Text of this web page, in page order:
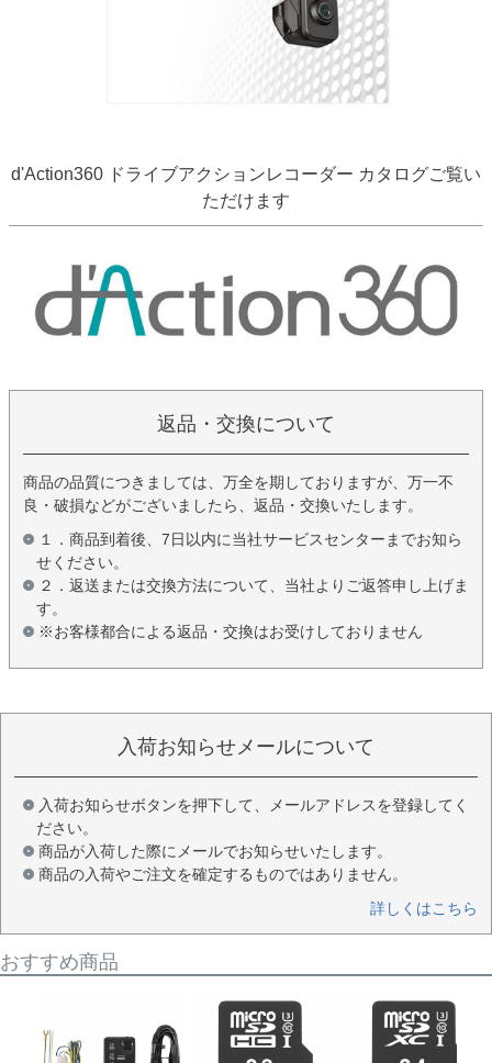
d'Action360 ドライブアクションレコーダー カタログご覧い
ただけます
返品・交換について
商品の品質につきましては、万全を期しておりますが、万一不
良・破損などがございましたら、返品・交換いたします。
１．商品到着後、7日以内に当社サービスセンターまでお知ら
せください。
２．返送または交換方法について、当社よりご返答申し上げま
す。
※お客様都合による返品・交換はお受けしておりません
入荷お知らせメールについて
入荷お知らせボタンを押下して、メールアドレスを登録してく
ださい。
商品が入荷した際にメールでお知らせいたします。
商品の入荷やご注文を確定するものではありません。
詳しくはこちら
おすすめ商品